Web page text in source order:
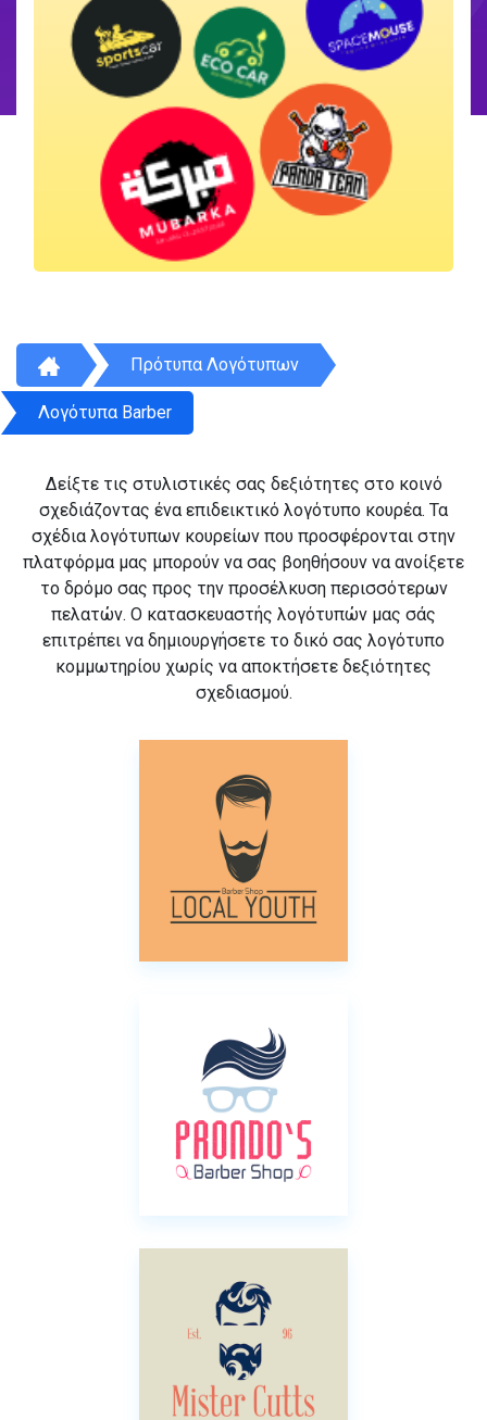
Πρότυπα Λογότυπων
Λογότυπα Barber
Δείξτε τις στυλιστικές σας δεξιότητες στο κοινό
σχεδιάζοντας ένα επιδεικτικό λογότυπο κουρέα. Τα
σχέδια λογότυπων κουρείων που προσφέρονται στην
πλατφόρμα μας μπορούν να σας βοηθήσουν να ανοίξετε
το δρόμο σας προς την προσέλκυση περισσότερων
πελατών. Ο κατασκευαστής λογότυπών μας σάς
επιτρέπει να δημιουργήσετε το δικό σας λογότυπο
κομμωτηρίου χωρίς να αποκτήσετε δεξιότητες
σχεδιασμού.